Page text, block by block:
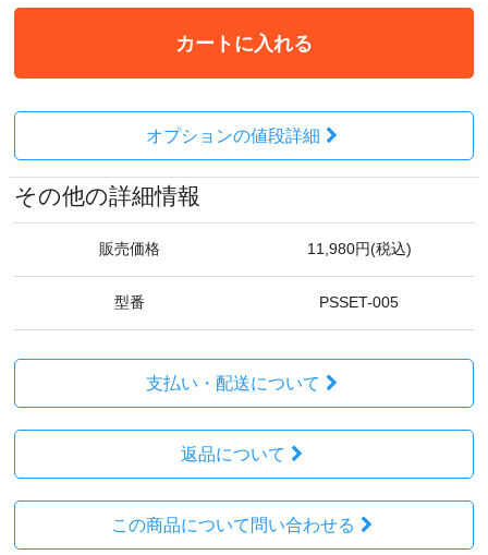
カートに入れる
オプションの値段詳細
その他の詳細情報
販売価格 11,980円(税込)
型番 PSSET-005
支払い・配送について
返品について
この商品について問い合わせる